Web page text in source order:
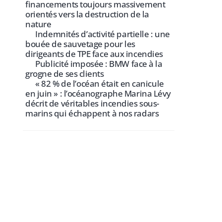
financements toujours massivement
orientés vers la destruction de la
nature
Indemnités d’activité partielle : une
bouée de sauvetage pour les
dirigeants de TPE face aux incendies
Publicité imposée : BMW face à la
grogne de ses clients
« 82 % de l’océan était en canicule
en juin » : l’océanographe Marina Lévy
décrit de véritables incendies sous-
marins qui échappent à nos radars